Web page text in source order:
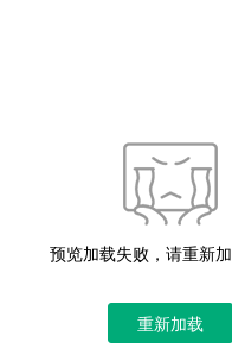
预览加载失败，请重新
重新加载